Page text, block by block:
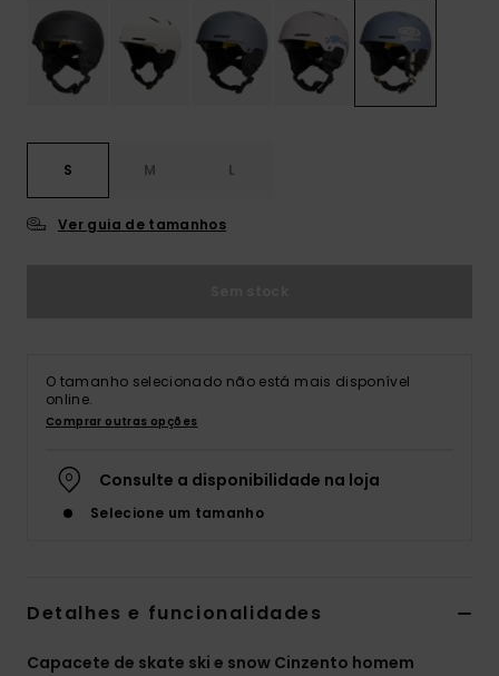
S M L
Ver guia de tamanhos
O tamanho selecionado não está mais disponível
online.
Comprar outras opções
Consulte a disponibilidade na loja
Selecione um tamanho
Detalhes e funcionalidades
Capacete de skate ski e snow Cinzento homem